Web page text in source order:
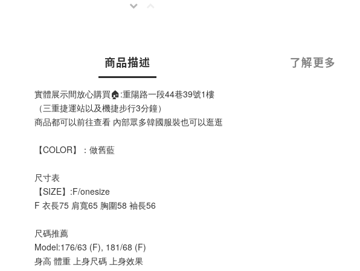
商品描述 了解更多
實體展示間放心購買🏠:重陽路一段44巷39號1樓
（三重捷運站以及機捷步行3分鐘）
商品都可以前往查看 內部眾多韓國服裝也可以逛逛
【COLOR】：做舊藍
尺寸表
【SIZE】:F/onesize
F 衣長75 肩寬65 胸圍58 袖長56
尺碼推薦
Model:176/63 (F), 181/68 (F)
身高 體重 上身尺碼 上身效果